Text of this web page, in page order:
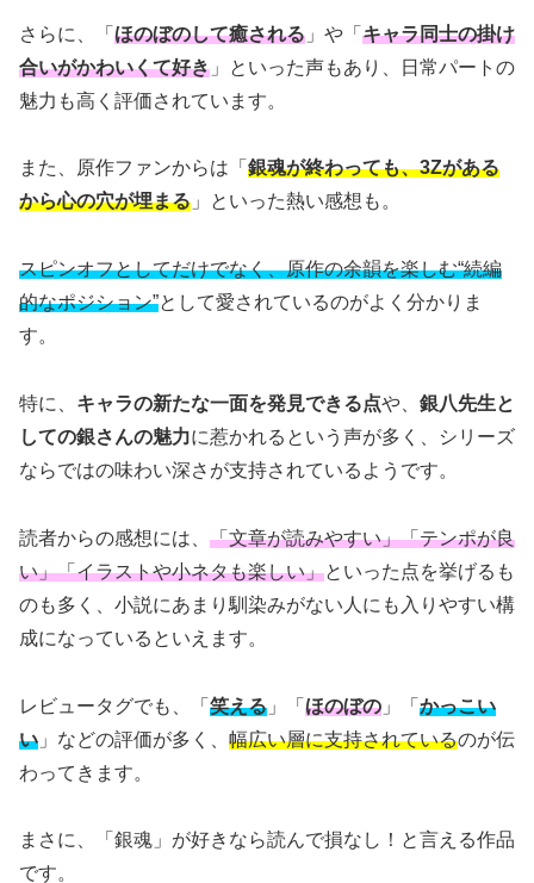
さらに、「 ほのぼのして癒される 」や「 キャラ同士の掛け
合いがかわいくて好き 」といった声もあり、日常パートの
魅力も高く評価されています。
また、原作ファンからは「 銀魂が終わっても、3Zがある
から心の穴が埋まる 」といった熱い感想も。
スピンオフとしてだけでなく、原作の余韻を楽しむ“続編
的なポジション”として愛されているのがよく分かりま
す。
特に、 キャラの新たな一面を発見できる点や、 銀八先生と
しての銀さんの魅力に惹かれるという声が多く、シリーズ
ならではの味わい深さが支持されているようです。
読者からの感想には、 「文章が読みやすい」「テンポが良
い」「イラストや小ネタも楽しい」といった点を挙げるも
のも多く、小説にあまり馴染みがない人にも入りやすい構
成になっているといえます。
レビュータグでも、「 笑える 」「 ほのぼの 」「 かっこい
い 」などの評価が多く、 幅広い層に支持されているのが伝
わってきます。
まさに、「銀魂」が好きなら読んで損なし！と言える作品
です。